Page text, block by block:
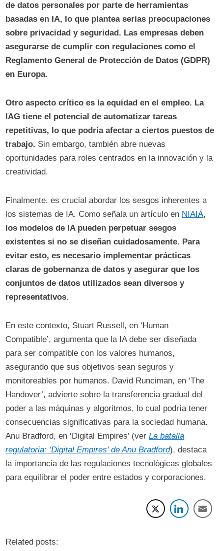
de datos personales por parte de herramientas
basadas en IA, lo que plantea serias preocupaciones
sobre privacidad y seguridad. Las empresas deben
asegurarse de cumplir con regulaciones como el
Reglamento General de Protección de Datos (GDPR)
en Europa.
Otro aspecto crítico es la equidad en el empleo. La
IAG tiene el potencial de automatizar tareas
repetitivas, lo que podría afectar a ciertos puestos de
trabajo. Sin embargo, también abre nuevas
oportunidades para roles centrados en la innovación y la
creatividad.
Finalmente, es crucial abordar los sesgos inherentes a
los sistemas de IA. Como señala un artículo en NIAIÁ,
los modelos de IA pueden perpetuar sesgos
existentes si no se diseñan cuidadosamente. Para
evitar esto, es necesario implementar prácticas
claras de gobernanza de datos y asegurar que los
conjuntos de datos utilizados sean diversos y
representativos.
En este contexto, Stuart Russell, en ‘Human
Compatible’, argumenta que la IA debe ser diseñada
para ser compatible con los valores humanos,
asegurando que sus objetivos sean seguros y
monitoreables por humanos. David Runciman, en ‘The
Handover’, advierte sobre la transferencia gradual del
poder a las máquinas y algoritmos, lo cual podría tener
consecuencias significativas para la sociedad humana.
Anu Bradford, en ‘Digital Empires’ (verLa batalla
regulatoria: ‘Digital Empires’ de Anu Bradford), destaca
la importancia de las regulaciones tecnológicas globales
para equilibrar el poder entre estados y corporaciones.
Related posts: